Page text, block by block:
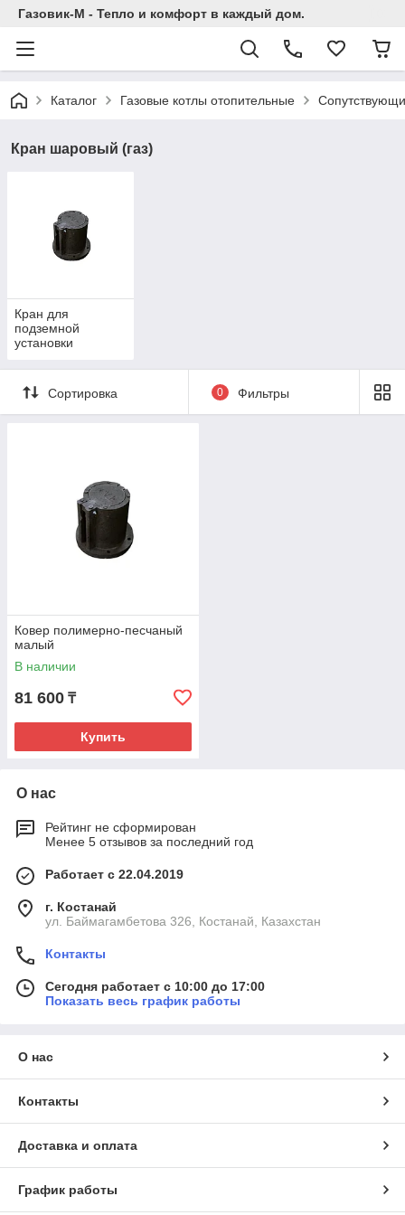
Газовик-М - Тепло и комфорт в каждый дом.
Каталог Газовые котлы отопительные
Кран шаровый (газ)
Кран для
подземной
установки
Сортировка 0 Фильтры
Ковер полимерно-песчаный
малый
В наличии
81 600 ₸
Купить
О нас
Рейтинг не сформирован
Менее 5 отзывов за последний год
Работает с 22.04.2019
г. Костанай
ул. Баймагамбетова 326, Костанай, Казахстан
Контакты
Сегодня работает с 10:00 до 17:00
Показать весь график работы
О нас
Контакты
Доставка и оплата
График работы